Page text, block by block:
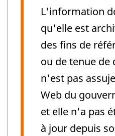
L'information
qu'elle est
des fins de
ou de tenue de
n'est pas
Web du
et elle n'a pas
à jour depuis